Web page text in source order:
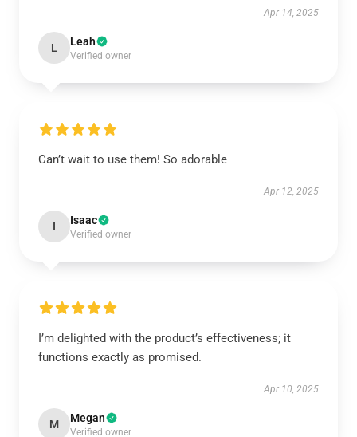
Apr 14, 2025
L Leah
Verified owner
Can’t wait to use them! So adorable
Apr 12, 2025
I Isaac
Verified owner
I’m delighted with the product’s effectiveness; it
functions exactly as promised.
Apr 10, 2025
M Megan
Verified owner